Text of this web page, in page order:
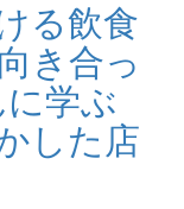
る飲食
き合っ
学ぶ
した店